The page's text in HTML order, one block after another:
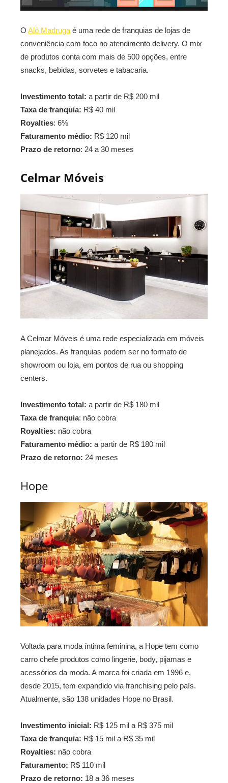
O Alô Madruga é uma rede de franquias de lojas de
conveniência com foco no atendimento delivery. O mix
de produtos conta com mais de 500 opções, entre
snacks, bebidas, sorvetes e tabacaria.
Investimento total: a partir de R$ 200 mil
Taxa de franquia: R$ 40 mil
Royalties: 6%
Faturamento médio: R$ 120 mil
Prazo de retorno: 24 a 30 meses
Celmar Móveis
A Celmar Móveis é uma rede especializada em móveis
planejados. As franquias podem ser no formato de
showroom ou loja, em pontos de rua ou shopping
centers.
Investimento total: a partir de R$ 180 mil
Taxa de franquia: não cobra
Royalties: não cobra
Faturamento médio: a partir de R$ 180 mil
Prazo de retorno: 24 meses
Hope
Voltada para moda íntima feminina, a Hope tem como
carro chefe produtos como lingerie, body, pijamas e
acessórios da moda. A marca foi criada em 1996 e,
desde 2015, tem expandido via franchising pelo país.
Atualmente, são 138 unidades Hope no Brasil.
Investimento inicial: R$ 125 mil a R$ 375 mil
Taxa de franquia: R$ 15 mil a R$ 35 mil
Royalties: não cobra
Faturamento: R$ 110 mil
Prazo de retorno: 18 a 36 meses